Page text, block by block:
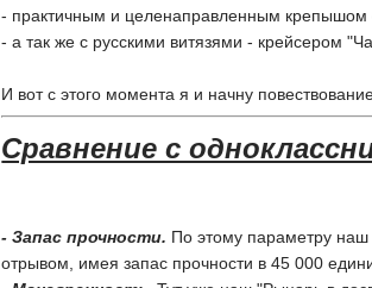
- практичным и целенаправленным
- а так же с русскими витязями - крейсером
И вот с этого момента я и начну
Сравнение с
- Запас прочности. По этому параметру
отрывом, имея запас прочности в 45 000